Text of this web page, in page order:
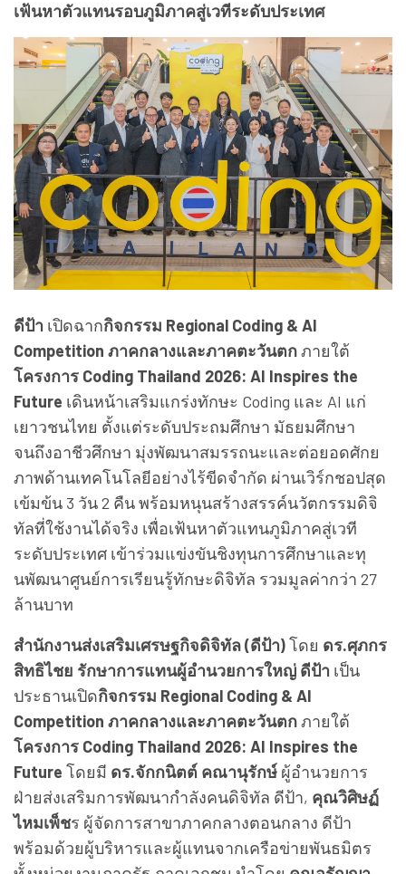
เฟ้นหาตัวแทนรอบภูมิภาคสู่เวทีระดับประเทศ
ดีป้า เปิดฉากกิจกรรม Regional Coding & AI
Competition ภาคกลางและภาคตะวันตกภายใต้
โครงการ Coding Thailand 2026: AI Inspires the
Future เดินหน้าเสริมแกร่งทักษะ Coding และ AI แก่
เยาวชนไทย ตั้งแต่ระดับประถมศึกษา มัธยมศึกษา
จนถึงอาชีวศึกษา มุ่งพัฒนาสมรรถนะและต่อยอดศักย
ภาพด้านเทคโนโลยีอย่างไร้ขีดจำกัด ผ่านเวิร์กชอปสุด
เข้มข้น 3 วัน 2 คืน พร้อมหนุนสร้างสรรค์นวัตกรรมดิจิ
ทัลที่ใช้งานได้จริง เพื่อเฟ้นหาตัวแทนภูมิภาคสู่เวที
ระดับประเทศ เข้าร่วมแข่งขันชิงทุนการศึกษาและทุ
นพัฒนาศูนย์การเรียนรู้ทักษะดิจิทัล รวมมูลค่ากว่า 27
ล้านบาท
สำนักงานส่งเสริมเศรษฐกิจดิจิทัล (ดีป้า)โดย ดร.ศุภกร
สิทธิไชย รักษาการแทนผู้อำนวยการใหญ่ ดีป้า เป็น
ประธานเปิดกิจกรรม Regional Coding & AI
Competition ภาคกลางและภาคตะวันตกภายใต้
โครงการ Coding Thailand 2026: AI Inspires the
Future โดยมี ดร.จักกนิตต์ คณานุรักษ์ ผู้อำนวยการ
ฝ่ายส่งเสริมการพัฒนากำลังคนดิจิทัล ดีป้า, คุณวิศิษฏ์
ไหมเพ็ชร ผู้จัดการสาขาภาคกลางตอนกลาง ดีป้า
พร้อมด้วยผู้บริหารและผู้แทนจากเครือข่ายพันธมิตร